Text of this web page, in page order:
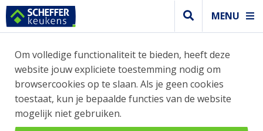
MENU
WEBSHOP BESTELLINGEN
Je kan tijdelijk geen bestelling plaatsen. Wil je je
vast oriënteren? Vergelijk eenvoudig apparaten
en merken met elkaar. Klik hier voor meer
informatie.
Om volledige functionaliteit te bieden, heeft deze
website jouw expliciete toestemming nodig om
browsercookies op te slaan. Als je geen cookies
toestaat, kun je bepaalde functies van de website
mogelijk niet gebruiken.